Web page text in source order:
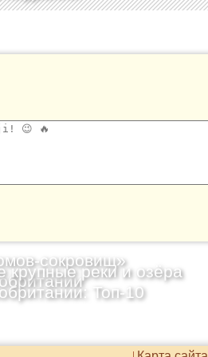
сокровищ»
крупные реки и озёра
Топ-10